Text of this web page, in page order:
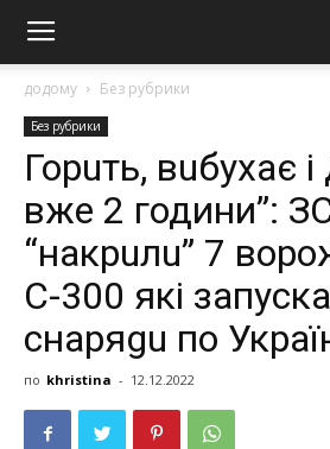
додому Без рубрики
Без рубрики
Горuть, вuбухає
вже 2 години”:
“накрuлu” 7
С-300 які
снаряgu по
по khristina - 12.12.2022